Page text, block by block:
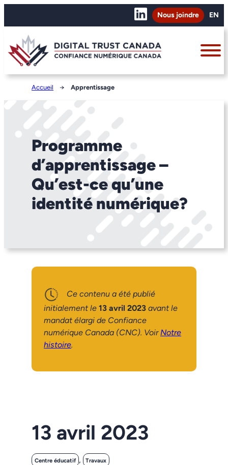
Nous joindre EN
Accueil →Apprentissage
Programme
d’apprentissage –
Qu’est-ce qu’une
identité numérique?
Ce contenu a été publié
initialement le13 avril 2023 avant le
mandat élargi de Confiance
numérique Canada (CNC). VoirNotre
histoire.
13 avril 2023
Centre éducatif , Travaux